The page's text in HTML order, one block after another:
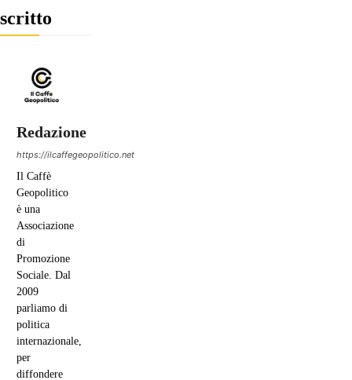
scritto
Redazione
https://ilcaffegeopolitico.net
Il Caffè
Geopolitico
è una
Associazione
di
Promozione
Sociale. Dal
2009
parliamo di
politica
internazionale,
per
diffondere